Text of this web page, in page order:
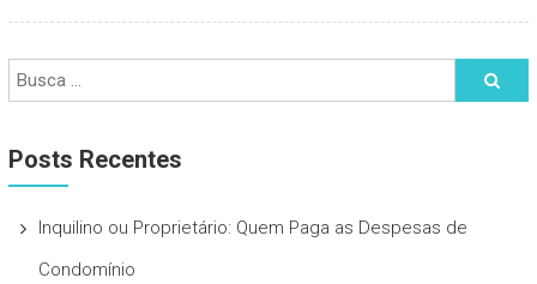
Posts Recentes
Inquilino ou Proprietário: Quem Paga as Despesas de
Condomínio